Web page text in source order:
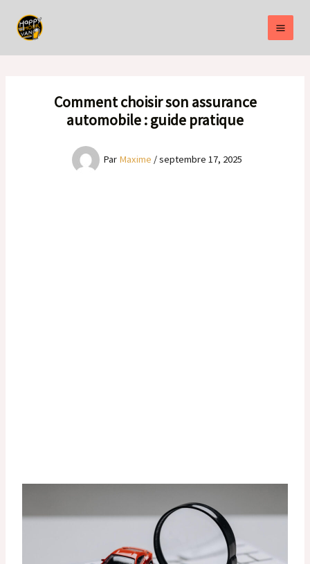
contenu
Comment choisir son assurance
automobile : guide pratique
Par Maxime /septembre 17, 2025